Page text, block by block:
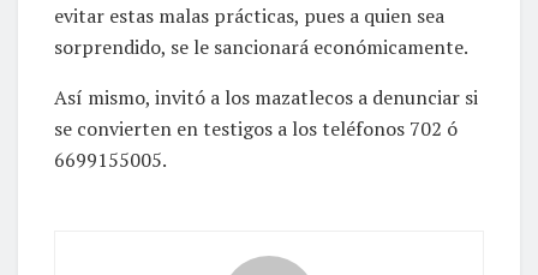
evitar estas malas prácticas, pues a quien sea
sorprendido, se le sancionará económicamente.
Así mismo, invitó a los mazatlecos a denunciar si
se convierten en testigos a los teléfonos 702 ó
6699155005.